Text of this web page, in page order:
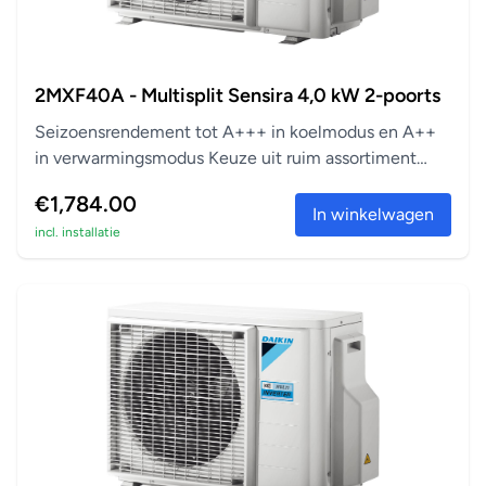
De timer voor het verwarmen of koelen kan worden
wekelijks.
2MXF40A - Multisplit Sensira 4,0 kW 2-poorts
Seizoensrendement tot A+++ in koelmodus en A++
in verwarmingsmodus Keuze uit ruim assortiment
€1,784.00
incl. installatie
In winkelwagen